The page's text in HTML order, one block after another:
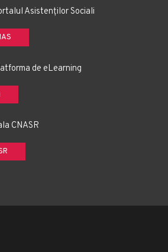
Asistenților Sociali
de eLearning
CNASR